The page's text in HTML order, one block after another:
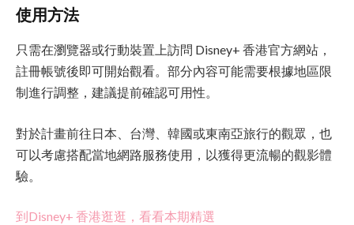
使用方法
只需在瀏覽器或行動裝置上訪問 Disney+ 香港官方網站，
註冊帳號後即可開始觀看。部分內容可能需要根據地區限
制進行調整，建議提前確認可用性。
對於計畫前往日本、台灣、韓國或東南亞旅行的觀眾，也
可以考慮搭配當地網路服務使用，以獲得更流暢的觀影體
驗。
到Disney+ 香港逛逛，看看本期精選